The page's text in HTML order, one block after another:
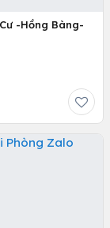
-Hồng Bàng-